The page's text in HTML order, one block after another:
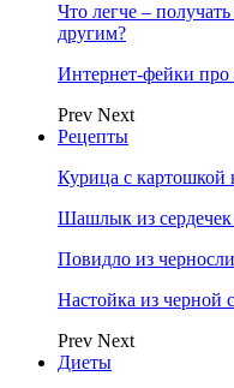
Что легче –
другим?
Интернет-фейки
Prev Next
Рецепты
Курица с картошкой
Шашлык из
Повидло из
Настойка из черной
Prev Next
Диеты